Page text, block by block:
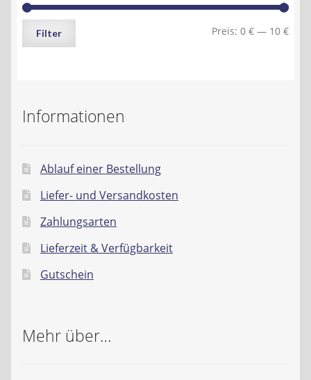
Min.
Max.
Filter Preis: 0 € — 10 €
Informationen
Ablauf einer Bestellung
Liefer- und Versandkosten
Zahlungsarten
Lieferzeit & Verfügbarkeit
Gutschein
Mehr über…